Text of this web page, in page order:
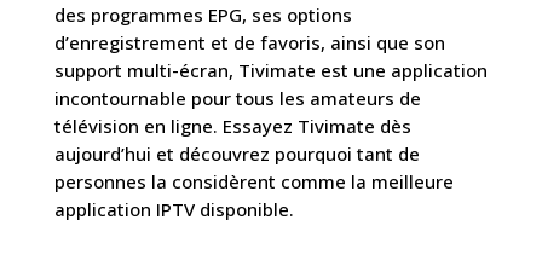
des programmes EPG, ses options
d’enregistrement et de favoris, ainsi que son
support multi-écran, Tivimate est une application
incontournable pour tous les amateurs de
télévision en ligne. Essayez Tivimate dès
aujourd’hui et découvrez pourquoi tant de
personnes la considèrent comme la meilleure
application IPTV disponible.